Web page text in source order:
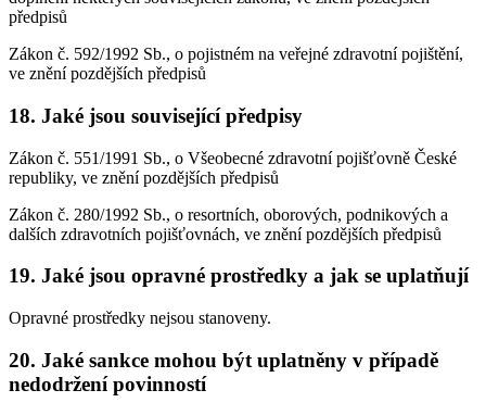
předpisů
Zákon č. 592/1992 Sb., o pojistném na veřejné zdravotní pojištění,
ve znění pozdějších předpisů
18. Jaké jsou související předpisy
Zákon č. 551/1991 Sb., o Všeobecné zdravotní pojišťovně České
republiky, ve znění pozdějších předpisů
Zákon č. 280/1992 Sb., o resortních, oborových, podnikových a
dalších zdravotních pojišťovnách, ve znění pozdějších předpisů
19. Jaké jsou opravné prostředky a jak se uplatňují
Opravné prostředky nejsou stanoveny.
20. Jaké sankce mohou být uplatněny v případě
nedodržení povinností